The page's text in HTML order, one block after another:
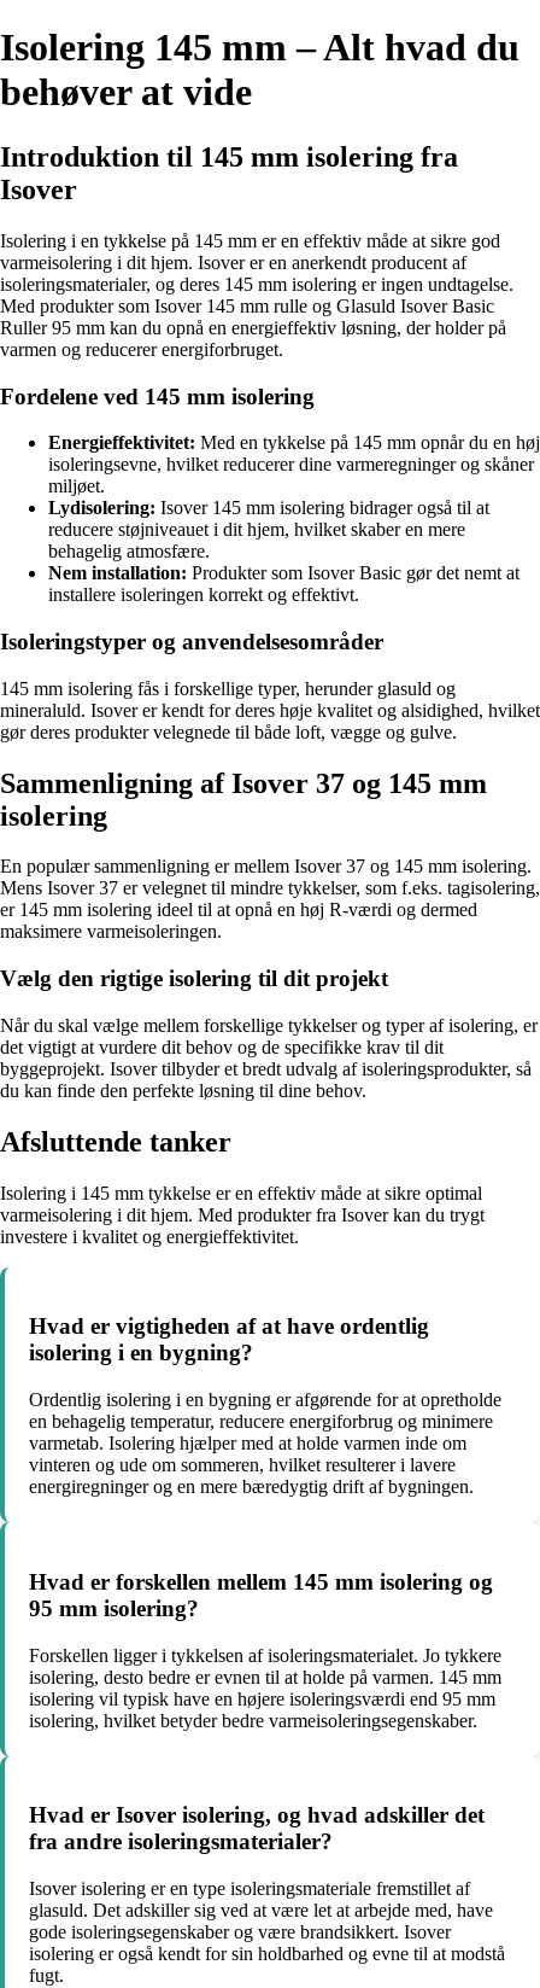
Isolering 145 mm – Alt hvad du
behøver at vide
Introduktion til 145 mm isolering fra
Isover
Isolering i en tykkelse på 145 mm er en effektiv måde at sikre god
varmeisolering i dit hjem. Isover er en anerkendt producent af
isoleringsmaterialer, og deres 145 mm isolering er ingen undtagelse.
Med produkter som Isover 145 mm rulle og Glasuld Isover Basic
Ruller 95 mm kan du opnå en energieffektiv løsning, der holder på
varmen og reducerer energiforbruget.
Fordelene ved 145 mm isolering
Energieffektivitet: Med en tykkelse på 145 mm opnår du en høj
isoleringsevne, hvilket reducerer dine varmeregninger og skåner
miljøet.
Lydisolering: Isover 145 mm isolering bidrager også til at
reducere støjniveauet i dit hjem, hvilket skaber en mere
behagelig atmosfære.
Nem installation: Produkter som Isover Basic gør det nemt at
installere isoleringen korrekt og effektivt.
Isoleringstyper og anvendelsesområder
145 mm isolering fås i forskellige typer, herunder glasuld og
mineraluld. Isover er kendt for deres høje kvalitet og alsidighed, hvilket
gør deres produkter velegnede til både loft, vægge og gulve.
Sammenligning af Isover 37 og 145 mm
isolering
En populær sammenligning er mellem Isover 37 og 145 mm isolering.
Mens Isover 37 er velegnet til mindre tykkelser, som f.eks. tagisolering,
er 145 mm isolering ideel til at opnå en høj R-værdi og dermed
maksimere varmeisoleringen.
Vælg den rigtige isolering til dit projekt
Når du skal vælge mellem forskellige tykkelser og typer af isolering, er
det vigtigt at vurdere dit behov og de specifikke krav til dit
byggeprojekt. Isover tilbyder et bredt udvalg af isoleringsprodukter, så
du kan finde den perfekte løsning til dine behov.
Afsluttende tanker
Isolering i 145 mm tykkelse er en effektiv måde at sikre optimal
varmeisolering i dit hjem. Med produkter fra Isover kan du trygt
investere i kvalitet og energieffektivitet.
Hvad er vigtigheden af at have ordentlig
isolering i en bygning?
Ordentlig isolering i en bygning er afgørende for at opretholde
en behagelig temperatur, reducere energiforbrug og minimere
varmetab. Isolering hjælper med at holde varmen inde om
vinteren og ude om sommeren, hvilket resulterer i lavere
energiregninger og en mere bæredygtig drift af bygningen.
Hvad er forskellen mellem 145 mm isolering og
95 mm isolering?
Forskellen ligger i tykkelsen af isoleringsmaterialet. Jo tykkere
isolering, desto bedre er evnen til at holde på varmen. 145 mm
isolering vil typisk have en højere isoleringsværdi end 95 mm
isolering, hvilket betyder bedre varmeisoleringsegenskaber.
Hvad er Isover isolering, og hvad adskiller det
fra andre isoleringsmaterialer?
Isover isolering er en type isoleringsmateriale fremstillet af
glasuld. Det adskiller sig ved at være let at arbejde med, have
gode isoleringsegenskaber og være brandsikkert. Isover
isolering er også kendt for sin holdbarhed og evne til at modstå
fugt.